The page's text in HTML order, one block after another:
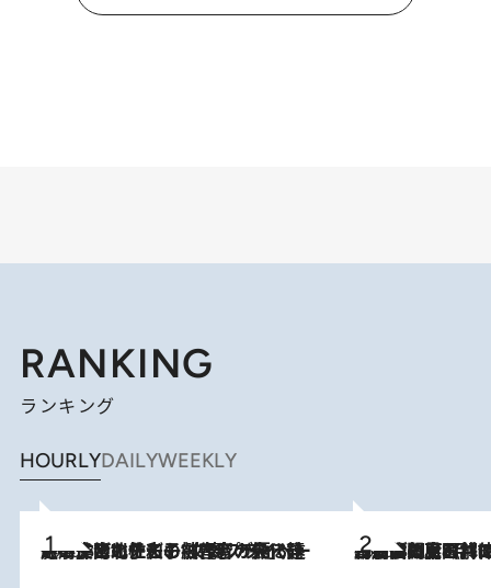
RANKING
ランキング
HOURLYDAILYWEEKLY
2026.8.3
《「文士の子ども被害者の会」発足！》阿川佐和子（72）が語る遠藤周作に北杜夫、劇作家・矢代静一の子どもたちの“文豪プライベート事件簿” 2026.8.8
「最後に見られてよかった」上野動物園の東園パンダ舎が解体前に特別公開。8月16日まで延長されたパネル展と共に辿る“半世紀”のパンダ飼育《解体工事の図面あり》